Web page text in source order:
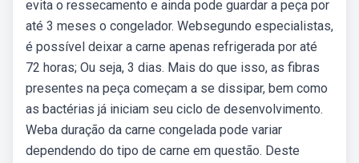
evita o ressecamento e ainda pode guardar a peça por
até 3 meses o congelador. Websegundo especialistas,
é possível deixar a carne apenas refrigerada por até
72 horas; Ou seja, 3 dias. Mais do que isso, as fibras
presentes na peça começam a se dissipar, bem como
as bactérias já iniciam seu ciclo de desenvolvimento.
Weba duração da carne congelada pode variar
dependendo do tipo de carne em questão. Deste